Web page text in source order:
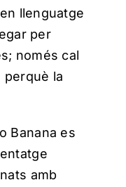
llenguatge
per
només cal
perquè la
Banana es
amb